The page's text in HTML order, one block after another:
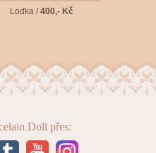
Loďka /400,- Kč
Doll přes: